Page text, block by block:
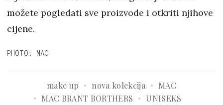
možete pogledati sve proizvode i otkriti njihove
cijene.
PHOTO: MAC
make up nova kolekcija
MAC
MAC BRANT BORTHERS
UNISEKS